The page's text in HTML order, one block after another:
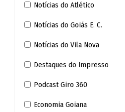
Notícias do Atlético
Notícias do Goiás E. C.
Notícias do Vila Nova
Destaques do Impresso
Podcast Giro 360
Economia Goiana